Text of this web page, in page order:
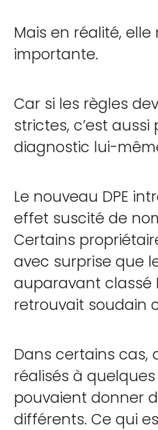
Mais en réalité,
importante.
Car si les règles
strictes, c’est
diagnostic lui-
Le nouveau DPE
effet suscité de
Certains
avec surprise que
auparavant classé
retrouvait soudain
Dans certains cas,
réalisés à
pouvaient donner
différents. Ce qui